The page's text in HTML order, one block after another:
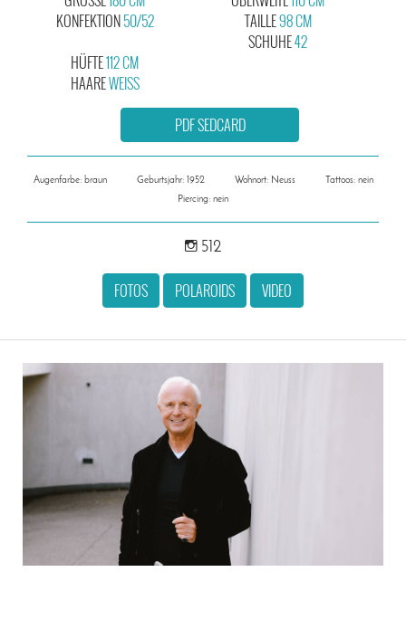
KONFEKTION50/52
TAILLE98 CM
SCHUHE42
HÜFTE112 CM
HAAREWEISS
PDF SEDCARD
Augenfarbe: braun Geburtsjahr: 1952 Wohnort: Neuss
Tattoos: nein
Piercing: nein
512
FOTOS POLAROIDS VIDEO